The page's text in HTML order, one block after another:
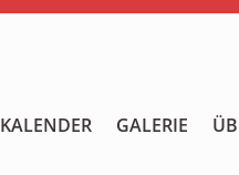
KALENDER GALERIE